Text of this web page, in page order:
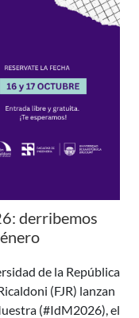
derribemos
de la República
(FJR) lanzan
(#IdM2026), el